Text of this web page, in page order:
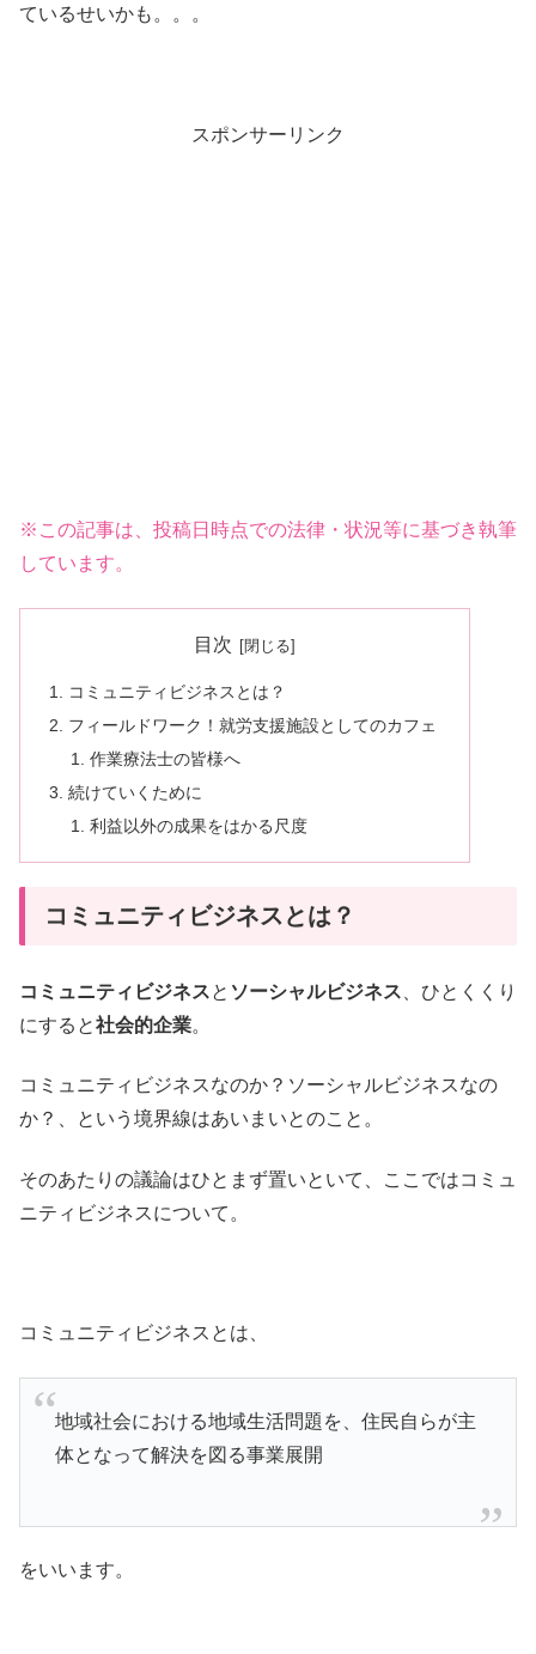
ているせいかも。。。
スポンサーリンク
※この記事は、投稿日時点での法律・状況等に基づき執筆
しています。
目次
コミュニティビジネスとは？
フィールドワーク！就労支援施設としてのカフェ
作業療法士の皆様へ
続けていくために
利益以外の成果をはかる尺度
コミュニティビジネスとは？
コミュニティビジネスと ソーシャルビジネス 、ひとくくり
にすると社会的企業。
コミュニティビジネスなのか？ソーシャルビジネスなの
か？、という境界線はあいまいとのこと。
そのあたりの議論はひとまず置いといて、ここではコミュ
ニティビジネスについて。
コミュニティビジネスとは、
地域社会における地域生活問題を、住民自らが主
体となって解決を図る事業展開
をいいます。